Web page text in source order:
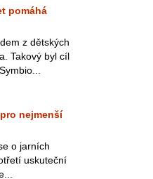
pomáhá
z dětských
Takový byl cíl
nejmenší
o jarních
uskuteční